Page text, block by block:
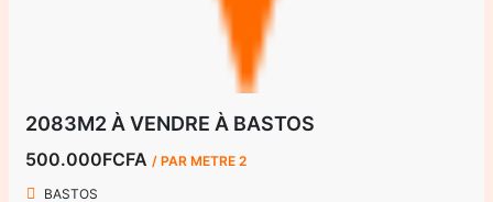
2083M2 À VENDRE À BASTOS
500.000FCFA / PAR METRE 2
BASTOS